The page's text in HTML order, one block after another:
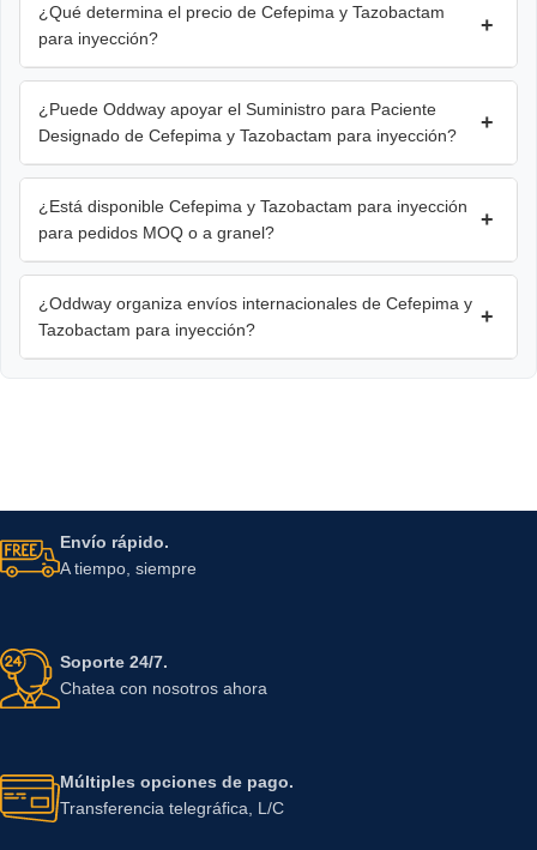
¿Qué determina el precio de Cefepima y Tazobactam
para inyección?
+
¿Puede Oddway apoyar el Suministro para Paciente
Designado de Cefepima y Tazobactam para inyección?
+
¿Está disponible Cefepima y Tazobactam para inyección
para pedidos MOQ o a granel?
+
¿Oddway organiza envíos internacionales de Cefepima y
Tazobactam para inyección?
+
Envío rápido.
A tiempo, siempre
Soporte 24/7.
Chatea con nosotros ahora
Múltiples opciones de pago.
Transferencia telegráfica, L/C